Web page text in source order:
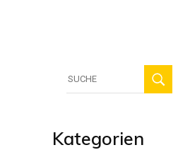
Kategorien